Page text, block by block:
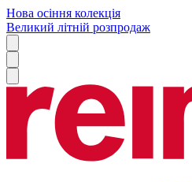
Нова осіння колекція
Великий літній розпродаж